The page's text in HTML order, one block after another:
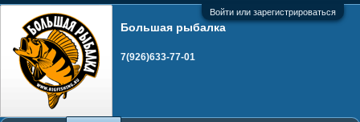
Войти или зарегистрироваться
Большая рыбалка
7(926)633-77-01